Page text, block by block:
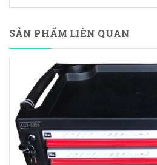
SẢN PHẨM LIÊN QUAN